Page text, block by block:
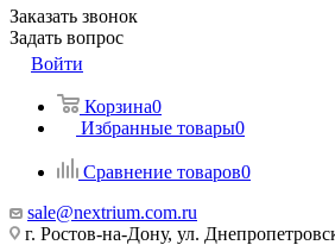
Заказать звонок
Задать вопрос
Войти
Корзина0
Избранные товары0
Сравнение товаров0
sale@nextrium.com.ru
г. Ростов-на-Дону, ул.